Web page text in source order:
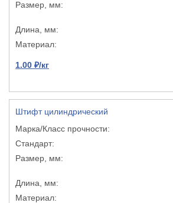
1.00 ₽/кг
Штифт цилиндрический